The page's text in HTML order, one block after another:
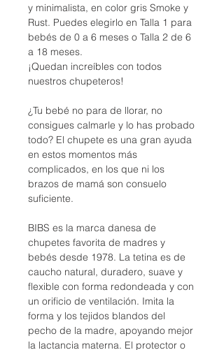
y minimalista, en color gris Smoke y
Rust. Puedes elegirlo en Talla 1 para
bebés de 0 a 6 meses o Talla 2 de 6
a 18 meses.
¡Quedan increíbles con todos
nuestros chupeteros!
¿Tu bebé no para de llorar, no
consigues calmarle y lo has probado
todo? El chupete es una gran ayuda
en estos momentos más
complicados, en los que ni los
brazos de mamá son consuelo
suficiente.
BIBS es la marca danesa de
chupetes favorita de madres y
bebés desde 1978. La tetina es de
caucho natural, duradero, suave y
flexible con forma redondeada y con
un orificio de ventilación. Imita la
forma y los tejidos blandos del
pecho de la madre, apoyando mejor
la lactancia materna. El protector o